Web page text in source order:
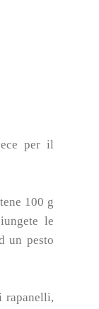
per il
100 g
le
un pesto
rapanelli,